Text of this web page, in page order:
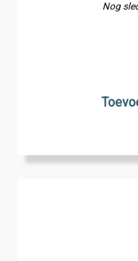
Nog